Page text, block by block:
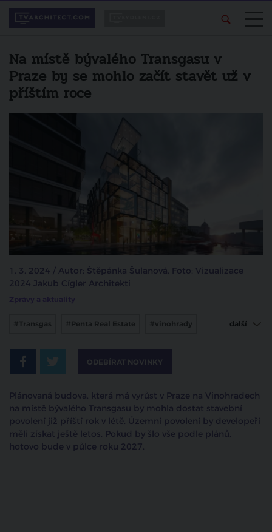
Na místě bývalého Transgasu v
Praze by se mohlo začít stavět už v
příštím roce
1. 3. 2024 / Autor: Štěpánka Šulanová, Foto: Vizualizace
2024 Jakub Cígler Architekti
Zprávy a aktuality
#Transgas #Penta Real Estate #vinohrady
#jakub cigler architekti
další
ODEBÍRAT NOVINKY
Plánovaná budova, která má vyrůst v Praze na Vinohradech
na místě bývalého Transgasu by mohla dostat stavební
povolení již příští rok v létě. Územní povolení by developeři
měli získat ještě letos. Pokud by šlo vše podle plánů,
hotovo bude v půlce roku 2027.